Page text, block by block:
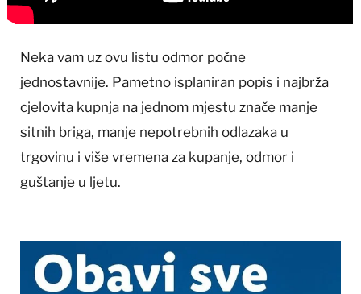
Neka vam uz ovu listu odmor počne
jednostavnije. Pametno isplaniran popis i najbrža
cjelovita kupnja na jednom mjestu znače manje
sitnih briga, manje nepotrebnih odlazaka u
trgovinu i više vremena za kupanje, odmor i
guštanje u ljetu.